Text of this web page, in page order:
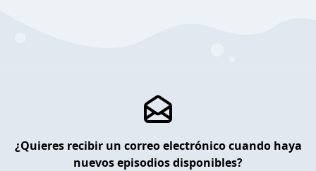
¿Quieres recibir un correo electrónico cuando haya
nuevos episodios disponibles?